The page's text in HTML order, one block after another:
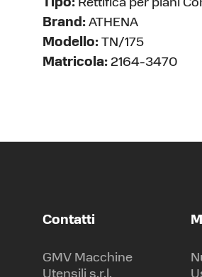
Tipo: Rettifica per piani
Brand: ATHENA
Modello: TN/175
Matricola: 2164-3470
Contatti
GMV Macchine